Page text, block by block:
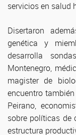
servicios en salud
Disertaron
genética y
desarrolla
Montenegro,
magister de
encuentro
Peirano,
sobre políticas de
estructura